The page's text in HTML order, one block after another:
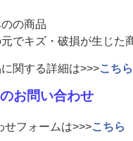
のの商品
元でキズ・破損が生じた
関する詳細は>>>こちら
お問い合わせ
せフォームは>>>こちら